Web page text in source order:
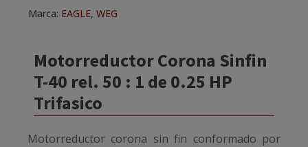
Motorreductor Corona Sinfin
T-40 rel. 50 : 1 de 0.25 HP
Trifasico
Motorreductor corona sin fin conformado por
Marca: EAGLE, WEG